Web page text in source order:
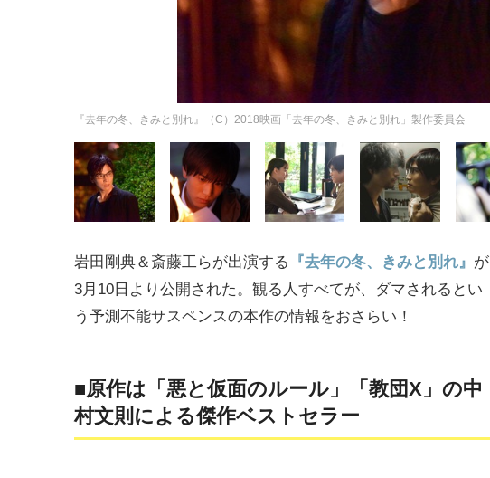
『去年の冬、きみと別れ』（C）2018映画「去年の冬、きみと別れ」製作委員会
岩田剛典＆斎藤工らが出演する 『去年の冬、きみと別れ』 が
3月10日より公開された。観る人すべてが、ダマされるとい
う予測不能サスペンスの本作の情報をおさらい！
■原作は「悪と仮面のルール」「教団X」の中
村文則による傑作ベストセラー